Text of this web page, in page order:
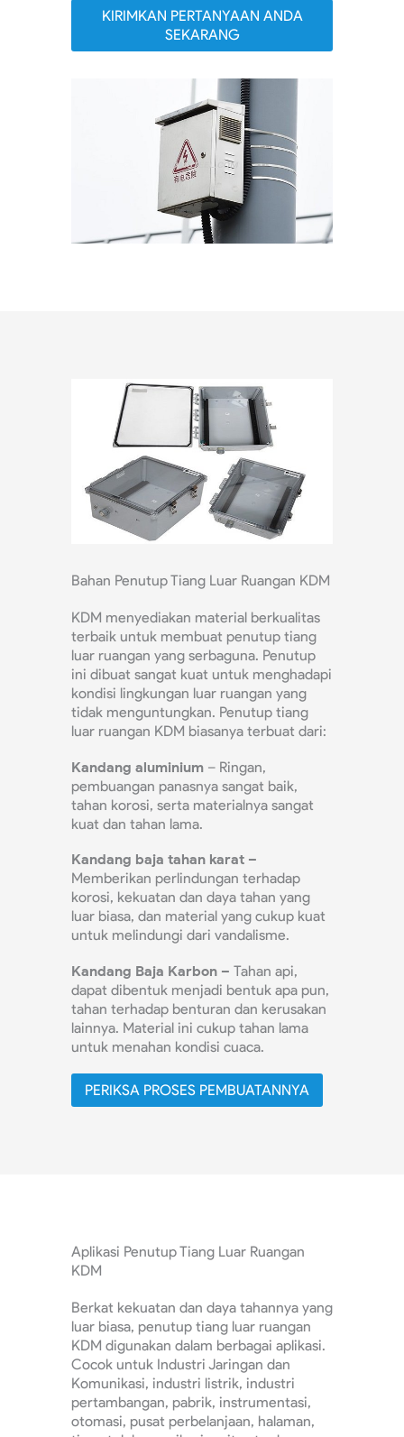
KIRIMKAN PERTANYAAN ANDA
SEKARANG
Bahan Penutup Tiang Luar Ruangan KDM
KDM menyediakan material berkualitas
terbaik untuk membuat penutup tiang
luar ruangan yang serbaguna. Penutup
ini dibuat sangat kuat untuk menghadapi
kondisi lingkungan luar ruangan yang
tidak menguntungkan. Penutup tiang
luar ruangan KDM biasanya terbuat dari:
Kandang aluminium – Ringan,
pembuangan panasnya sangat baik,
tahan korosi, serta materialnya sangat
kuat dan tahan lama.
Kandang baja tahan karat –
Memberikan perlindungan terhadap
korosi, kekuatan dan daya tahan yang
luar biasa, dan material yang cukup kuat
untuk melindungi dari vandalisme.
Kandang Baja Karbon – Tahan api,
dapat dibentuk menjadi bentuk apa pun,
tahan terhadap benturan dan kerusakan
lainnya. Material ini cukup tahan lama
untuk menahan kondisi cuaca.
PERIKSA PROSES PEMBUATANNYA
Aplikasi Penutup Tiang Luar Ruangan
KDM
Berkat kekuatan dan daya tahannya yang
luar biasa, penutup tiang luar ruangan
KDM digunakan dalam berbagai aplikasi.
Cocok untuk Industri Jaringan dan
Komunikasi, industri listrik, industri
pertambangan, pabrik, instrumentasi,
otomasi, pusat perbelanjaan, halaman,